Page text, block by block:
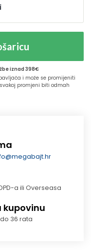
iznad 398€
i može se promijeniti
promjeni biti odmah
a ili Overseasa
kupovinu
36 rata